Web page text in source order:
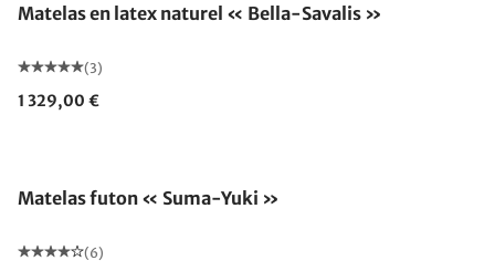
Matelas en latex naturel « Bella-Savalis »
(3)
1 329,00 €
Matelas futon « Suma-Yuki »
(6)